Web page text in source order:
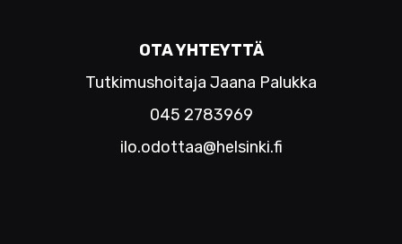
OTA YHTEYTTÄ
Tutkimushoitaja Jaana Palukka
045 2783969
ilo.odottaa@helsinki.fi